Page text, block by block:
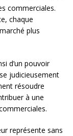
commerciales.
chaque
plus
d’un pouvoir
judicieusement
résoudre
à une
représente sans